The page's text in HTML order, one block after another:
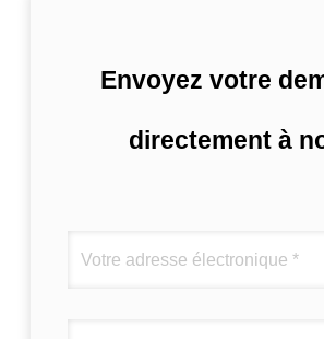
Envoyez votre
directement à